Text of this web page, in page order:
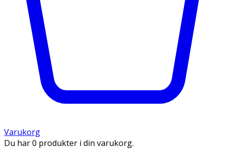
Varukorg
Du har 0 produkter i din varukorg.